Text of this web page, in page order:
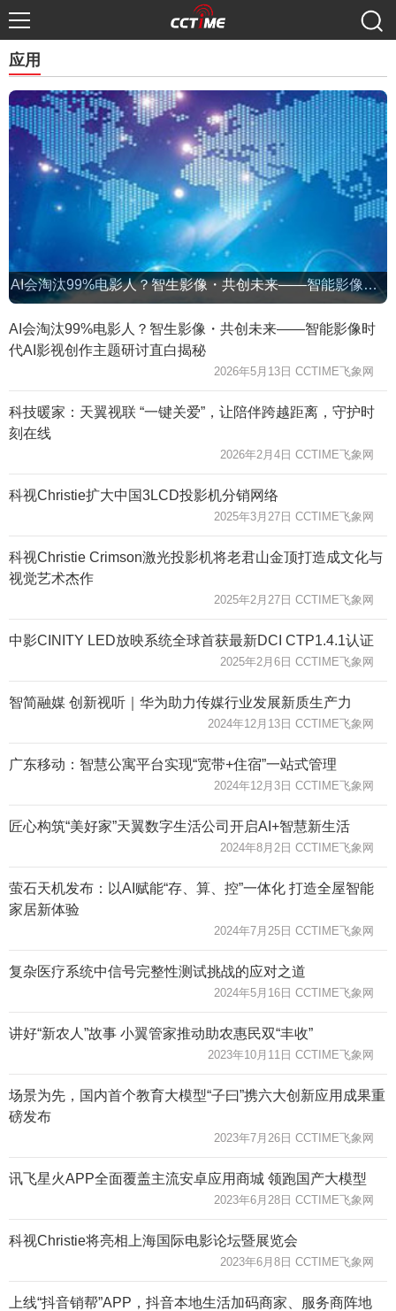
应用
AI会淘汰99%电影人？智生影像・共创未来——智能影像时代AI影视创作主题研讨直白揭秘
AI会淘汰99%电影人？智生影像・共创未来——智能影像时
代AI影视创作主题研讨直白揭秘
2026年5月13日 CCTIME飞象网
科技暖家：天翼视联 “一键关爱”，让陪伴跨越距离，守护时
刻在线
2026年2月4日 CCTIME飞象网
科视Christie扩大中国3LCD投影机分销网络
2025年3月27日 CCTIME飞象网
科视Christie Crimson激光投影机将老君山金顶打造成文化与
视觉艺术杰作
2025年2月27日 CCTIME飞象网
中影CINITY LED放映系统全球首获最新DCI CTP1.4.1认证
2025年2月6日 CCTIME飞象网
智简融媒 创新视听｜华为助力传媒行业发展新质生产力
2024年12月13日 CCTIME飞象网
广东移动：智慧公寓平台实现“宽带+住宿”一站式管理
2024年12月3日 CCTIME飞象网
匠心构筑“美好家”天翼数字生活公司开启AI+智慧新生活
2024年8月2日 CCTIME飞象网
萤石天机发布：以AI赋能“存、算、控”一体化 打造全屋智能
家居新体验
2024年7月25日 CCTIME飞象网
复杂医疗系统中信号完整性测试挑战的应对之道
2024年5月16日 CCTIME飞象网
讲好“新农人”故事 小翼管家推动助农惠民双“丰收”
2023年10月11日 CCTIME飞象网
场景为先，国内首个教育大模型“子曰”携六大创新应用成果重
磅发布
2023年7月26日 CCTIME飞象网
讯飞星火APP全面覆盖主流安卓应用商城 领跑国产大模型
2023年6月28日 CCTIME飞象网
科视Christie将亮相上海国际电影论坛暨展览会
2023年6月8日 CCTIME飞象网
上线“抖音销帮”APP，抖音本地生活加码商家、服务商阵地